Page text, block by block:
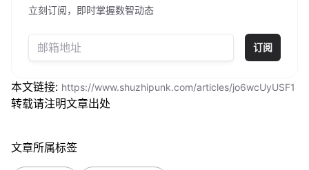
立刻订阅，即时掌握数智动态
订阅
本文链接: https://www.shuzhipunk.com/articles/jo6wcUyUSF1
转载请注明文章出处
文章所属标签